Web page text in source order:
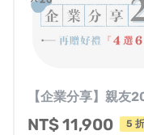
▌客服聯繫連結
●客服時間為週一至
營業人登記資訊
【企業分享】親友
NT$ 11,900
5 折